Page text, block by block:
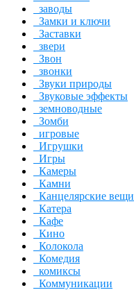
заводы
Замки и ключи
Заставки
звери
Звон
звонки
Звуки природы
Звуковые эффекты
земноводные
Зомби
игровые
Игрушки
Игры
Камеры
Камни
Канцелярские вещи
Катера
Кафе
Кино
Колокола
Комедия
комиксы
Коммуникации